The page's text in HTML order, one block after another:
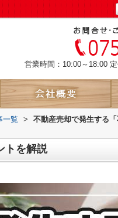
営業時間：10:00～18:00
一覧 >
不動産売却で発生する
トを解説